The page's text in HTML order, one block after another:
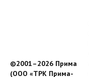
©2001–2026 Прима
(ООО «ТРК Прима-